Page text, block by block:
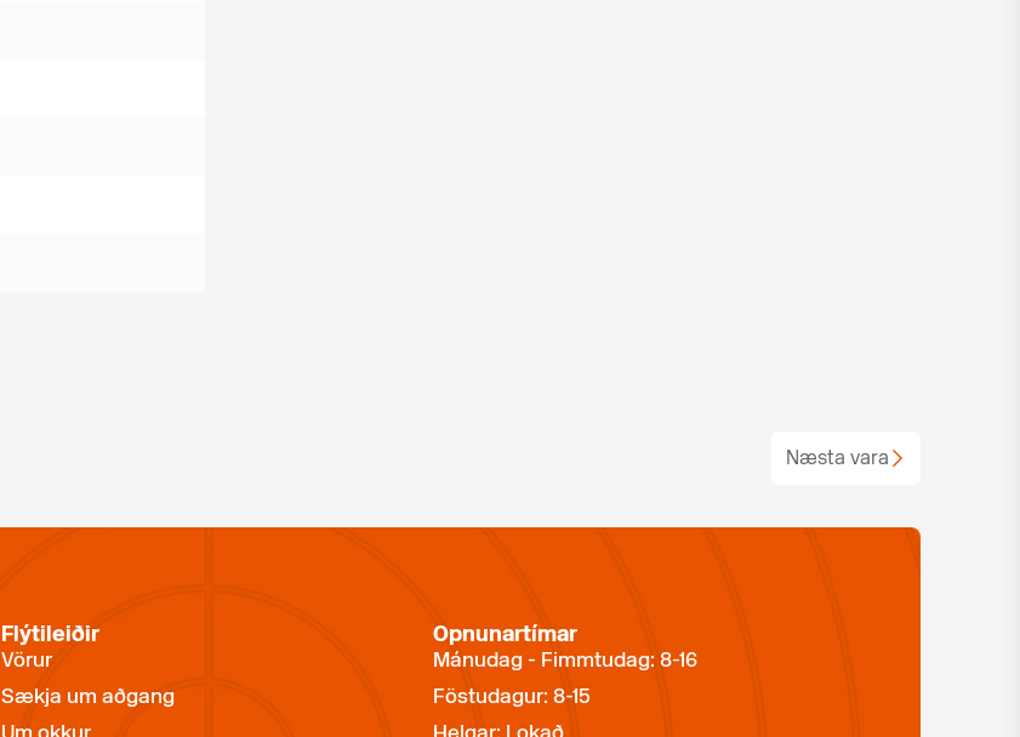
Næsta vara
Flýtileiðir
Vörur
Sækja um aðgang
Um okkur
Opnunartímar
Mánudag - Fimmtudag: 8-16
Föstudagur: 8-15
Helgar: Lokað